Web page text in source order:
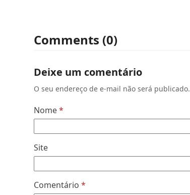
Comments (0)
Deixe um comentário
O seu endereço de e-mail não será publicado.
Nome*
Site
Comentário*